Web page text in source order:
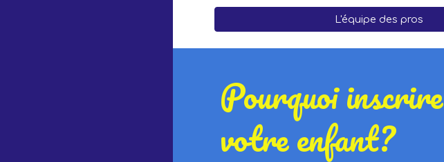
L'équipe des pros
Pourquoi inscrire
votre enfant?